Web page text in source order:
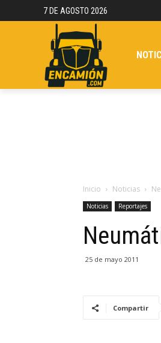
7 DE AGOSTO 2026
Inicio Noticias
Noticias Reportajes
25 de mayo 2011
Compartir